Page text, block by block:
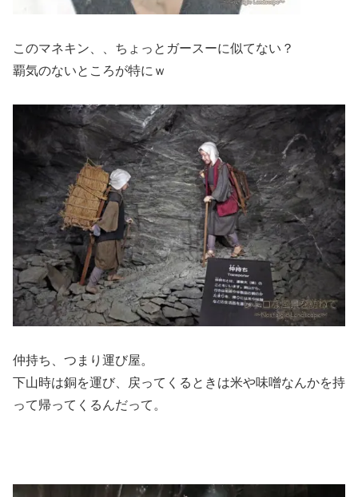
このマネキン、、ちょっとガースーに似てない？
覇気のないところが特にｗ
仲持ち、つまり運び屋。
下山時は銅を運び、戻ってくるときは米や味噌なんかを持
って帰ってくるんだって。